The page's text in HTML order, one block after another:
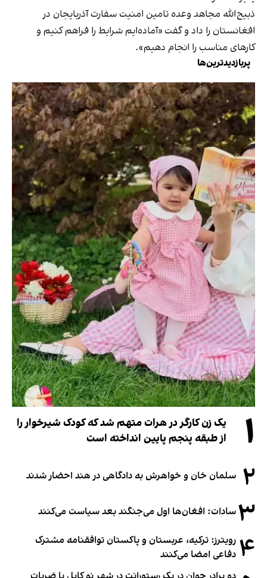
ذبیح‌الله مجاهد وعده تامین امنیت سفارت آذربایجان در
افغانستان را داد و گفت «آماده‌ایم شرایط را فراهم کنیم و
کارهای مناسب را انجام دهیم».
پربازدیدترین‌ها
۱
یک زن کارگر در هرات متهم شد که کودک شیرخوار را
از طبقه پنجم پایین انداخته است
۲ سلمان خان و خواهرش به دادگاهی در هند احضار شدند
۳سادات: افغان‌ها اول می‌جنگند بعد سیاست می‌کنند
۴ رویترز: ترکیه، عربستان و پاکستان توافقنامه مشترک
دفاعی امضا می‌کنند